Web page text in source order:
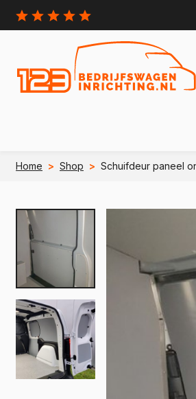
Home > Shop > Schuifdeur paneel
e Berlingo
Jumpy
e Jumpy
Jumper
e Jumper
Fiat
Doblo
Scudo